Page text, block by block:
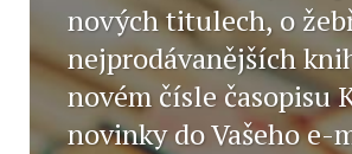
nových titulech, o
nejprodávanějších
novém čísle časopisu
novinky do Vašeho e-